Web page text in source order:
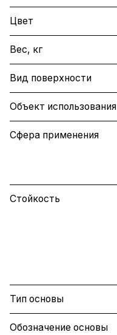
Цвет
Вес, кг
Вид поверхности
Объект использования
Сфера применения
Стойкость
Тип основы
Обозначение основы